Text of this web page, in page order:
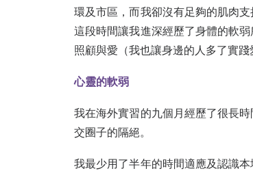
環及市區，而我卻沒有足夠的肌肉
這段時間讓我進深經歷了身體的軟
照顧與愛（我也讓身邊的人多了實
心靈的軟弱
我在海外實習的九個月經歷了很長
交圈子的隔絕。
我最少用了半年的時間適應及認識